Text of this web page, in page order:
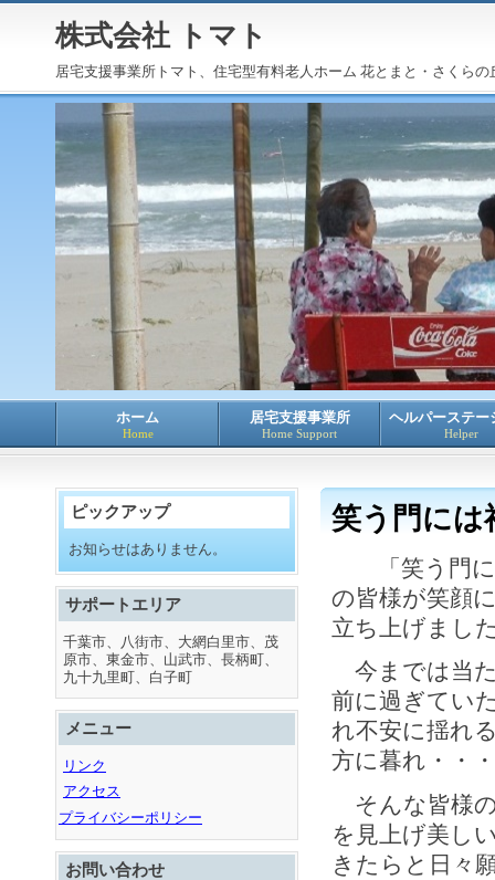
株式会社 トマト
居宅支援事業所トマト、住宅型有料老人ホーム 花とまと・さくら
ホーム
Home
居宅支援事業所
Home Support
ヘルパーステー
Helper
笑う門には
「笑う門に
の皆様が笑顔
立ち上げまし
今までは当
前に過ぎてい
れ不安に揺れ
方に暮れ・・・
そんな皆様
を見上げ美し
きたらと日々
ピックアップ
お知らせはありません。
サポートエリア
千葉市、八街市、大網白里市、茂
原市、東金市、山武市、長柄町、
九十九里町、白子町
メニュー
リンク
アクセス
プライバシーポリシー
お問い合わせ